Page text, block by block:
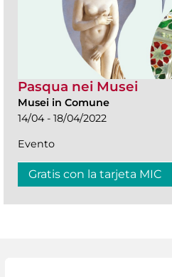
Pasqua nei Musei
Musei in Comune
14/04 - 18/04/2022
Evento
Gratis con la tarjeta MIC